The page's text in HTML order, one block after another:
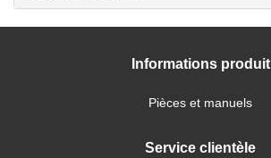
Informations produit
Pièces et manuels
Service clientèle